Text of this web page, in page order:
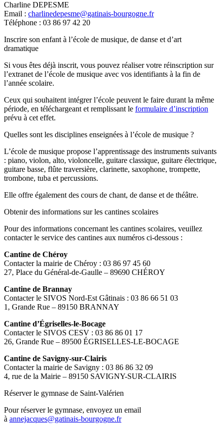
Charline DEPESME
Email : charlinedepesme@gatinais-bourgogne.fr
Téléphone : 03 86 97 42 20
Inscrire son enfant à l’école de musique, de danse et d’art
dramatique
Si vous êtes déjà inscrit, vous pouvez réaliser votre réinscription sur
l’extranet de l’école de musique avec vos identifiants à la fin de
l’année scolaire.
Ceux qui souhaitent intégrer l’école peuvent le faire durant la même
période, en téléchargeant et remplissant le formulaire d’inscription
prévu à cet effet.
Quelles sont les disciplines enseignées à l’école de musique ?
L’école de musique propose l’apprentissage des instruments suivants
: piano, violon, alto, violoncelle, guitare classique, guitare électrique,
guitare basse, flûte traversière, clarinette, saxophone, trompette,
trombone, tuba et percussions.
Elle offre également des cours de chant, de danse et de théâtre.
Obtenir des informations sur les cantines scolaires
Pour des informations concernant les cantines scolaires, veuillez
contacter le service des cantines aux numéros ci-dessous :
Cantine de Chéroy
Contacter la mairie de Chéroy : 03 86 97 45 60
27, Place du Général-de-Gaulle – 89690 CHÉROY
Cantine de Brannay
Contacter le SIVOS Nord-Est Gâtinais : 03 86 66 51 03
1, Grande Rue – 89150 BRANNAY
Cantine d’Égriselles-le-Bocage
Contacter le SIVOS CESV : 03 86 86 01 17
26, Grande Rue – 89500 ÉGRISELLES-LE-BOCAGE
Cantine de Savigny-sur-Clairis
Contacter la mairie de Savigny : 03 86 86 32 09
4, rue de la Mairie – 89150 SAVIGNY-SUR-CLAIRIS
Réserver le gymnase de Saint-Valérien
Pour réserver le gymnase, envoyez un email
à annejacques@gatinais-bourgogne.fr